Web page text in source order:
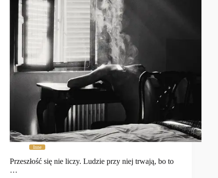
Inne
Przeszłość się nie liczy. Ludzie przy niej trwają, bo to
…